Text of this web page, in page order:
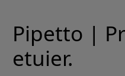
Pipetto |
etuier.